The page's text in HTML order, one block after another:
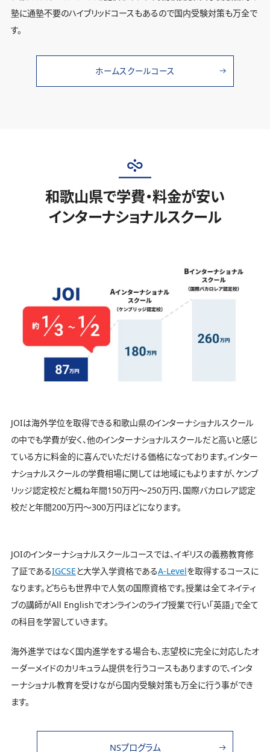
塾に通塾不要のハイブリッドコースもあるので国内受験対策も万全で
す。
ホームスクールコース
和歌山県で学費・料金が安い
インターナショナルスクール
JOIは海外学位を取得できる和歌山県のインターナショナルスクール
の中でも学費が安く、他のインターナショナルスクールだと高いと感じ
ている方に料金的に喜んでいただける価格になっております。インター
ナショナルスクールの学費相場に関しては地域にもよりますが、ケンブ
リッジ認定校だと概ね年間150万円〜250万円、国際バカロレア認定
校だと年間200万円〜300万円ほどになります。
JOIのインターナショナルスクールコースでは、イギリスの義務教育修
了証であるIGCSE と大学入学資格であるA-Levelを取得するコースに
なります。どちらも世界中で人気の国際資格です。授業は全てネイティ
ブの講師がAll Englishでオンラインのライブ授業で行い「英語」で全て
の科目を学習していきます。
海外進学ではなく国内進学をする場合も、志望校に完全に対応したオ
ーダーメイドのカリキュラム提供を行うコースもありますので、インタ
ーナショナル教育を受けながら国内受験対策も万全に行う事ができ
ます。
NSプログラム